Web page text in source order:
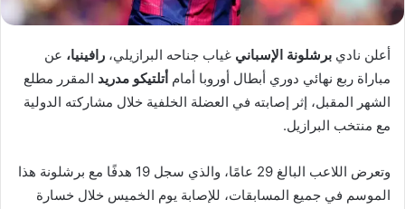
أعلن نادي برشلونة الإسباني غياب جناحه البرازيلي، رافينيا، عن
مباراة ربع نهائي دوري أبطال أوروبا أمام أتلتيكو مدريد المقرر مطلع
الشهر المقبل، إثر إصابته في العضلة الخلفية خلال مشاركته الدولية
مع منتخب البرازيل.
وتعرض اللاعب البالغ 29 عامًا، والذي سجل 19 هدفًا مع برشلونة هذا
الموسم في جميع المسابقات، للإصابة يوم الخميس خلال خسارة